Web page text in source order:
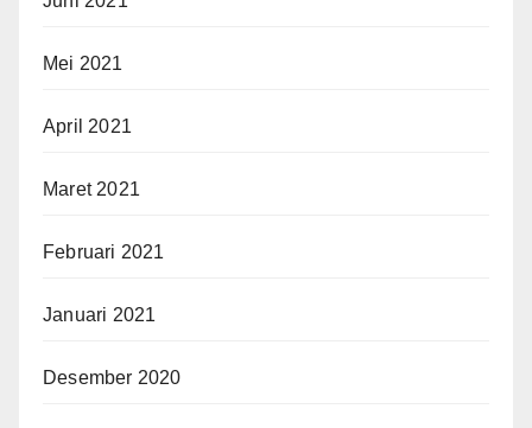
Mei 2021
April 2021
Maret 2021
Februari 2021
Januari 2021
Desember 2020